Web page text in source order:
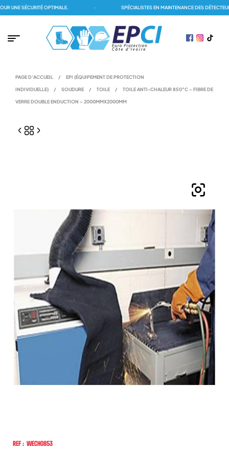
UNE SÉCURITÉ OPTIMALE. SPÉCIALISTES EN MAINTENANCE DES DÉTECTEURS
PAGE D'ACCUEIL / EPI (ÉQUIPEMENT DE PROTECTION
INDIVIDUELLE) / SOUDURE / TOILE / TOILE ANTI-CHALEUR 850°C – FIBRE DE
VERRE DOUBLE ENDUCTION – 2000MMX2000MM
REF : WECH0853